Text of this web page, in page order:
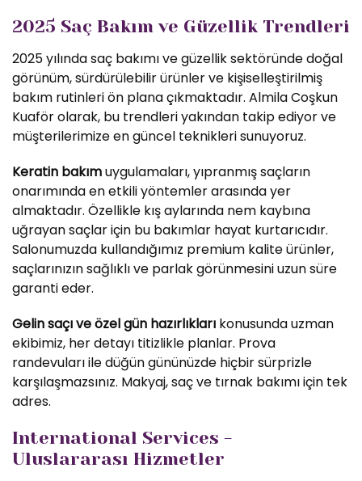
2025 Saç Bakım ve Güzellik Trendleri
2025 yılında saç bakımı ve güzellik sektöründe doğal
görünüm, sürdürülebilir ürünler ve kişiselleştirilmiş
bakım rutinleri ön plana çıkmaktadır. Almila Coşkun
Kuaför olarak, bu trendleri yakından takip ediyor ve
müşterilerimize en güncel teknikleri sunuyoruz.
Keratin bakımuygulamaları, yıpranmış saçların
onarımında en etkili yöntemler arasında yer
almaktadır. Özellikle kış aylarında nem kaybına
uğrayan saçlar için bu bakımlar hayat kurtarıcıdır.
Salonumuzda kullandığımız premium kalite ürünler,
saçlarınızın sağlıklı ve parlak görünmesini uzun süre
garanti eder.
Gelin saçı ve özel gün hazırlıkları konusunda uzman
ekibimiz, her detayı titizlikle planlar. Prova
randevuları ile düğün gününüzde hiçbir sürprizle
karşılaşmazsınız. Makyaj, saç ve tırnak bakımı için tek
adres.
International Services -
Uluslararası Hizmetler